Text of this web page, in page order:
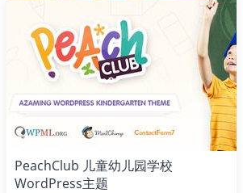
PeachClub 儿童幼儿园学校
WordPress主题